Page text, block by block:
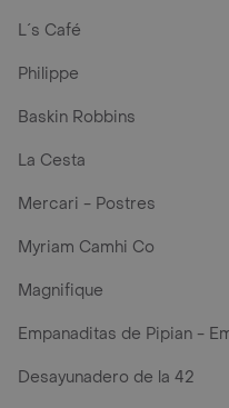
L´s Café
Philippe
Baskin Robbins
La Cesta
Mercari - Postres
Myriam Camhi Co
Magnifique
Empanaditas de Pipian -
Desayunadero de la 42